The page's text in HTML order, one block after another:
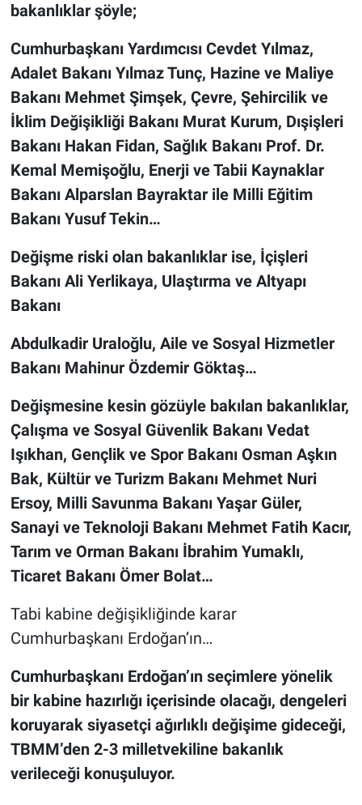
bakanlıklar şöyle;
Cumhurbaşkanı Yardımcısı Cevdet Yılmaz,
Adalet Bakanı Yılmaz Tunç, Hazine ve Maliye
Bakanı Mehmet Şimşek, Çevre, Şehircilik ve
İklim Değişikliği Bakanı Murat Kurum, Dışişleri
Bakanı Hakan Fidan, Sağlık Bakanı Prof. Dr.
Kemal Memişoğlu, Enerji ve Tabii Kaynaklar
Bakanı Alparslan Bayraktar ile Milli Eğitim
Bakanı Yusuf Tekin…
Değişme riski olan bakanlıklar ise, İçişleri
Bakanı Ali Yerlikaya, Ulaştırma ve Altyapı
Bakanı
Abdulkadir Uraloğlu, Aile ve Sosyal Hizmetler
Bakanı Mahinur Özdemir Göktaş…
Değişmesine kesin gözüyle bakılan bakanlıklar,
Çalışma ve Sosyal Güvenlik Bakanı Vedat
Işıkhan, Gençlik ve Spor Bakanı Osman Aşkın
Bak, Kültür ve Turizm Bakanı Mehmet Nuri
Ersoy, Milli Savunma Bakanı Yaşar Güler,
Sanayi ve Teknoloji Bakanı Mehmet Fatih Kacır,
Tarım ve Orman Bakanı İbrahim Yumaklı,
Ticaret Bakanı Ömer Bolat…
Tabi kabine değişikliğinde karar
Cumhurbaşkanı Erdoğan’ın…
Cumhurbaşkanı Erdoğan’ın seçimlere yönelik
bir kabine hazırlığı içerisinde olacağı, dengeleri
koruyarak siyasetçi ağırlıklı değişime gideceği,
TBMM’den 2-3 milletvekiline bakanlık
verileceği konuşuluyor.